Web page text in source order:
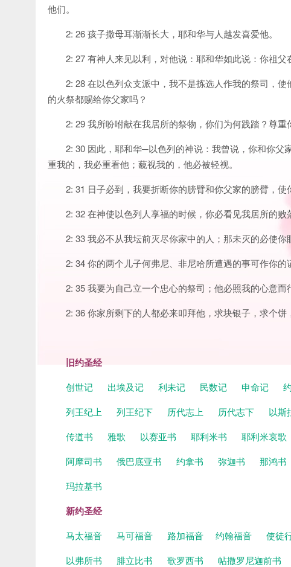
他们。
2: 26 孩子撒母耳渐渐长大，耶和华与人越发喜爱他。
2: 27 有神人来见以利，对他说：耶和华如此说：你祖
2: 28 在以色列众支派中，我不是拣选人作我的祭司，
的火祭都赐给你父家吗？
2: 29 我所吩咐献在我居所的祭物，你们为何践踏？尊
2: 30 因此，耶和华─以色列的神说：我曾说，你和你
重我的，我必重看他；藐视我的，他必被轻视。
2: 31 日子必到，我要折断你的膀臂和你父家的膀臂，使
2: 32 在神使以色列人享福的时候，你必看见我居所的败
2: 33 我必不从我坛前灭尽你家中的人；那未灭的必使
2: 34 你的两个儿子何弗尼、非尼哈所遭遇的事可作你的
2: 35 我要为自己立一个忠心的祭司；他必照我的心意
2: 36 你家所剩下的人都必来叩拜他，求块银子，求个饼
旧约圣经
创世记 出埃及记 利未记 民数记 申命记
列王纪上
列王纪下 历代志上 历代志下 以斯
传道书
雅歌 以赛亚书 耶利米书 耶利米哀歌
阿摩司书
俄巴底亚书 约拿书 弥迦书 那鸿书
玛拉基书
新约圣经
马太福音 马可福音 路加福音 约翰福音 使徒
以弗所书
腓立比书 歌罗西书 帖撒罗尼迦前书